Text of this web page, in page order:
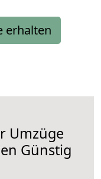
erhalten
Umzüge
Günstig